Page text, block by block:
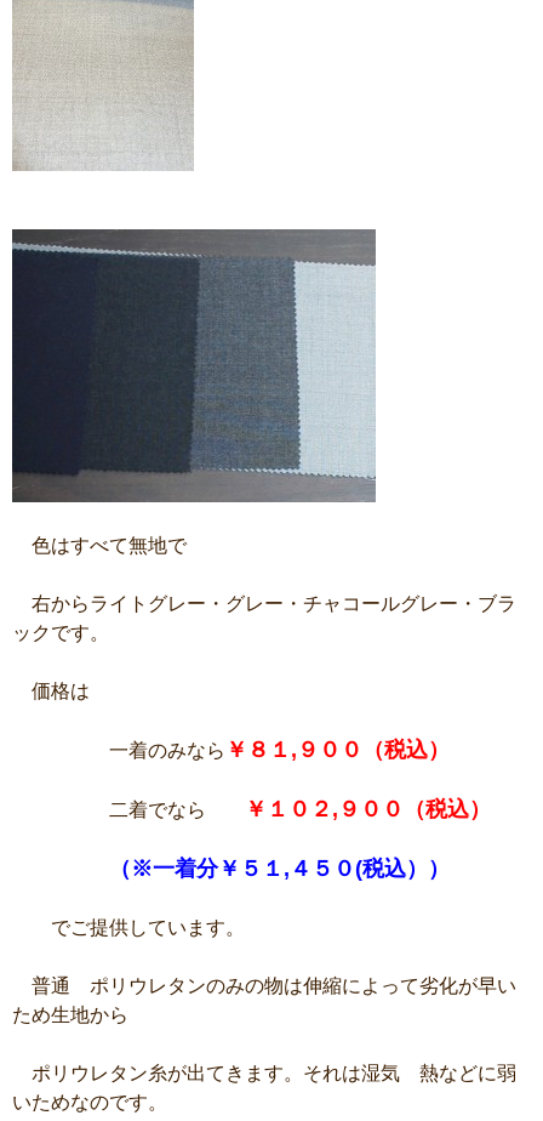
色はすべて無地で
右からライトグレー・グレー・チャコールグレー・ブラ
ックです。
価格は
一着のみなら ￥８１,９００（税込）
二着でなら ￥１０２,９００（税込）
（※一着分￥５１,４５０(税込））
でご提供しています。
普通 ポリウレタンのみの物は伸縮によって劣化が早い
ため生地から
ポリウレタン糸が出てきます。それは湿気 熱などに弱
いためなのです。